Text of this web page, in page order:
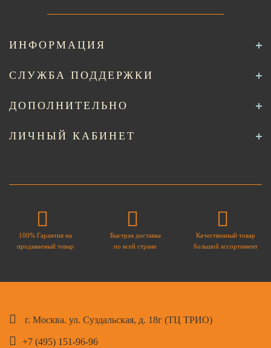
ИНФОРМАЦИЯ
СЛУЖБА ПОДДЕРЖКИ
ДОПОЛНИТЕЛЬНО
ЛИЧНЫЙ КАБИНЕТ
100% Гарантия на
продаваемый товар
Быстрая доставка
по всей стране
Качественный товар
большой ассортимент
г. Москва. ул. Суздальская, д. 18г (ТЦ ТРИО)
+7 (495) 151-96-96